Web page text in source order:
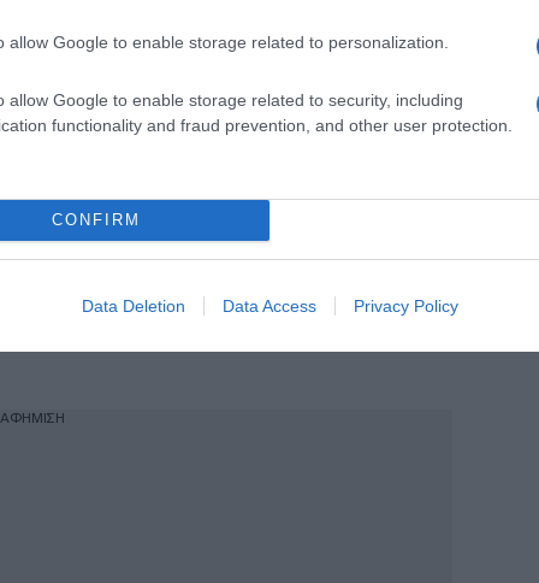
allow Google to enable storage related to personalization.
allow Google to enable storage related to security, including
functionality and fraud prevention, and other user protection.
CONFIRM
Data Deletion Data Access Privacy Policy
μετά τη δολοφονία του συζύγου
Ιταλίας ο Κιελίνι
το Πάσχα στην Κεντρική